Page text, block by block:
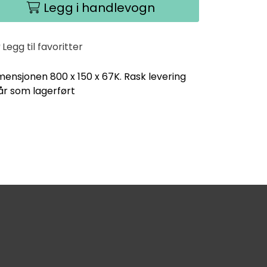
Legg i handlevogn
Legg til favoritter
800 x 150 x 67K. Rask levering
som lagerført